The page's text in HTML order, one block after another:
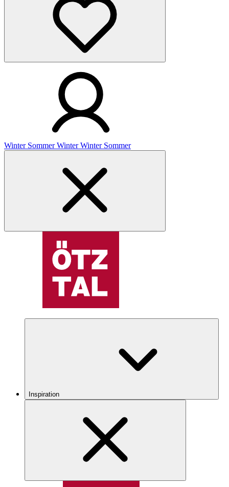
Winter Sommer Winter Winter Sommer
Inspiration